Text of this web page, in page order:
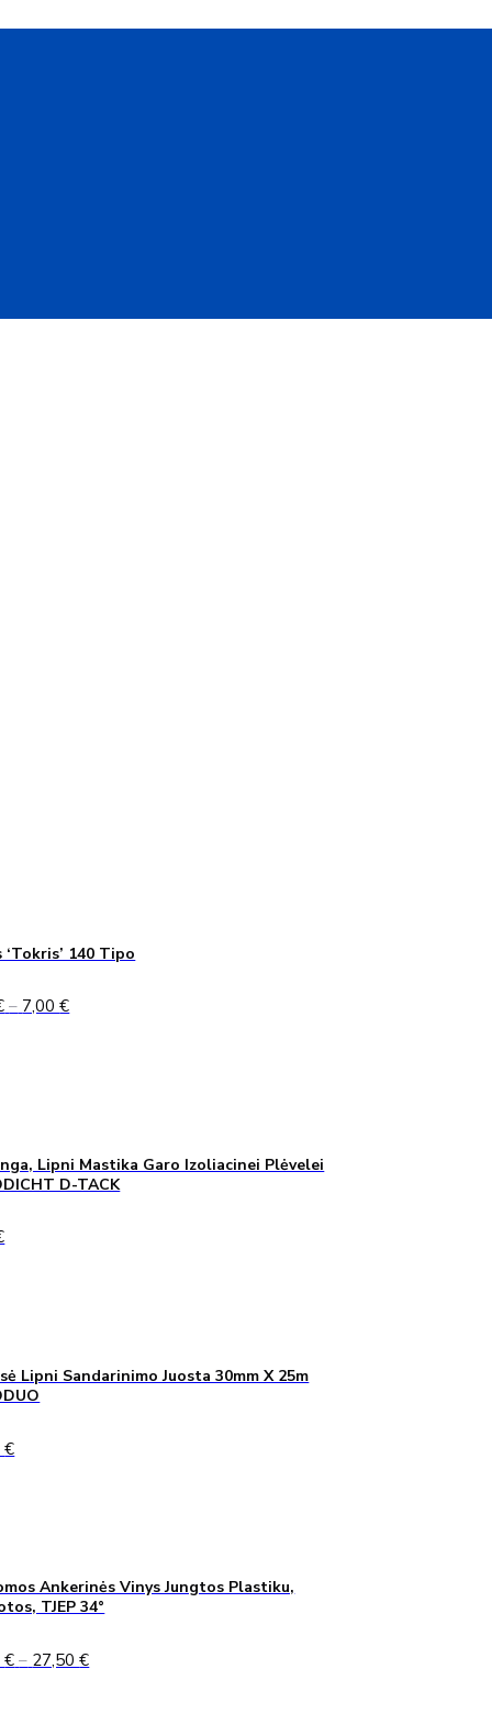
‘Tokris’ 140 Tipo
– 7,00€Price
Lipni Mastika Garo Izoliacinei Plėvelei
D-TACK
Lipni Sandarinimo Juosta 30mm X 25m
€
Ankerinės Vinys Jungtos Plastiku,
TJEP 34°
€ – 27,50€Price